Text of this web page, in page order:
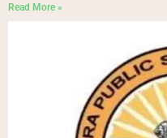
Read More »